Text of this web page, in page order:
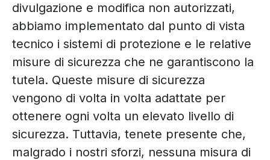
divulgazione e modifica non autorizzati,
abbiamo implementato dal punto di vista
tecnico i sistemi di protezione e le relative
misure di sicurezza che ne garantiscono la
tutela. Queste misure di sicurezza
vengono di volta in volta adattate per
ottenere ogni volta un elevato livello di
sicurezza. Tuttavia, tenete presente che,
malgrado i nostri sforzi, nessuna misura di